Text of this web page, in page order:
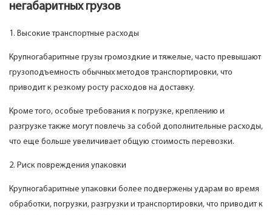
негабаритных грузов
1. Высокие транспортные расходы
Крупногабаритные грузы громоздкие и тяжелые, часто превышают
грузоподъемность обычных методов транспортировки, что
приводит к резкому росту расходов на доставку.
Кроме того, особые требования к погрузке, креплению и
разгрузке также могут повлечь за собой дополнительные расходы,
что еще больше увеличивает общую стоимость перевозки.
2. Риск повреждения упаковки
Крупногабаритные упаковки более подвержены ударам во время
обработки, погрузки, разгрузки и транспортировки, что приводит к